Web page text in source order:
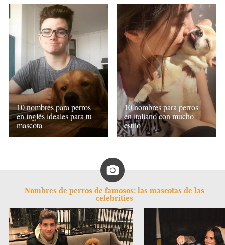
10 nombres para perros
en inglés ideales para tu
mascota
10 nombres para perros
en italiano con mucho
estilo
Nombres de perros de famosos: las mascotas de las
celebrities